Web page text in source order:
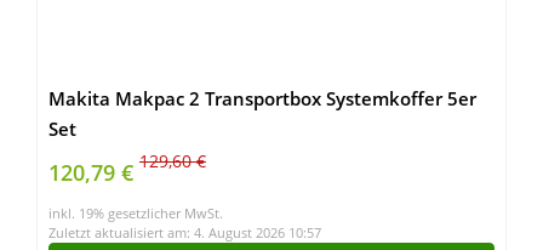
Makita Makpac 2 Transportbox Systemkoffer 5er
Set
120,79 € 129,60 €
inkl. 19% gesetzlicher MwSt.
Zuletzt aktualisiert am: 4. August 2026 10:57